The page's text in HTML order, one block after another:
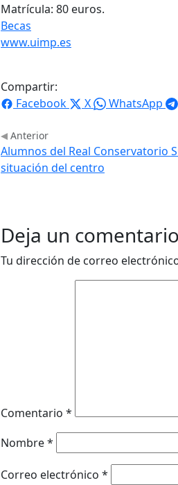
Matrícula: 80 euros.
Becas
www.uimp.es
Compartir:
Facebook
X WhatsApp
Anterior
Alumnos del Real Conservatorio
situación del centro
Deja un comentario
Tu dirección de correo
Comentario *
Nombre*
Correo electrónico *